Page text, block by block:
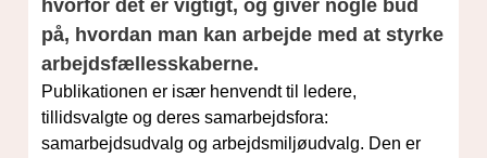
hvorfor det er vigtigt, og giver nogle bud
på, hvordan man kan arbejde med at styrke
arbejdsfællesskaberne.
Publikationen er især henvendt til ledere,
tillidsvalgte og deres samarbejdsfora:
samarbejdsudvalg og arbejdsmiljøudvalg. Den er